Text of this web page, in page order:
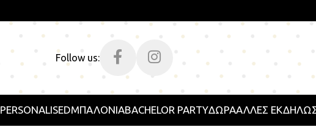
Follow us:
PERSONALISEDΜΠΑΛΟΝΙΑBACHELOR PARTYΔΩΡΑΑΛΛΕΣ